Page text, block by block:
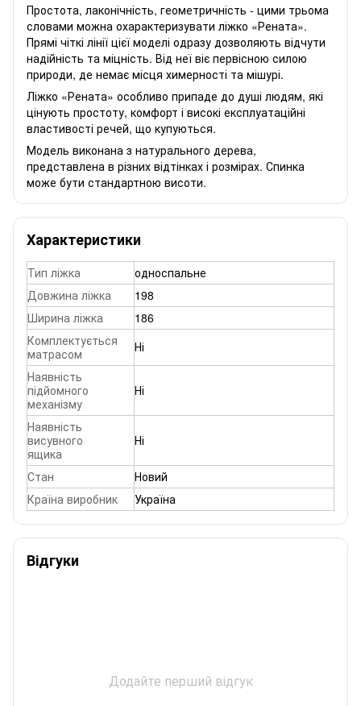
Простота, лаконічність, геометричність - цими трьома
словами можна охарактеризувати ліжко «Рената».
Прямі чіткі лінії цієї моделі одразу дозволяють відчути
надійність та міцність. Від неї віє первісною силою
природи, де немає місця химерності та мішурі.
Ліжко «Рената» особливо припаде до душі людям, які
цінують простоту, комфорт і високі експлуатаційні
властивості речей, що купуються.
Модель виконана з натурального дерева,
представлена ​​в різних відтінках і розмірах. Спинка
може бути стандартною висоти.
Характеристики
Тип ліжка
односпальне
Довжина ліжка
198
Ширина ліжка
186
Комплектується
матрасом
Ні
Наявність
підйомного
механізму
Ні
Наявність
висувного
ящика
Ні
Стан
Новий
Країна виробник
Україна
Відгуки
Додайте перший відгук